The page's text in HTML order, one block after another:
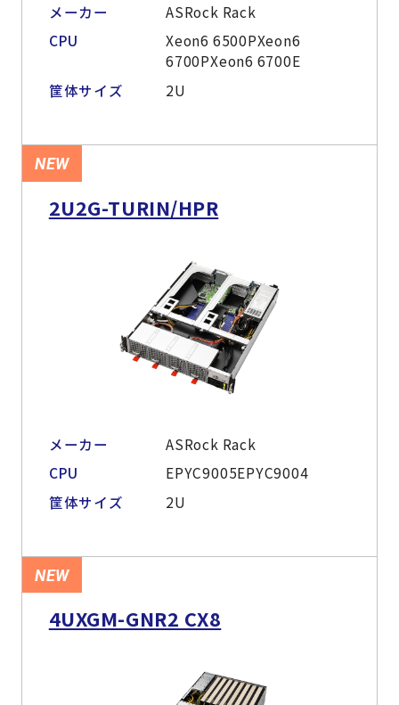
メーカー
ASRock Rack
CPU
Xeon6 6500PXeon6
6700PXeon6 6700E
筐体サイズ
2U
NEW
2U2G-TURIN/HPR
メーカー
ASRock Rack
CPU
EPYC9005EPYC9004
筐体サイズ
2U
NEW
4UXGM-GNR2 CX8